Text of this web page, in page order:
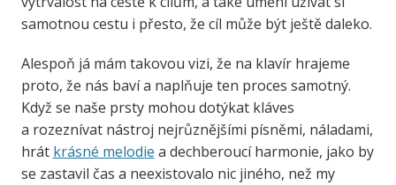
samotnou cestu i přesto, že cíl může být ještě daleko.
Alespoň já mám takovou vizi, že na klavír hrajeme
proto, že nás baví a naplňuje ten proces samotný.
Když se naše prsty mohou dotýkat kláves
a rozeznívat nástroj nejrůznějšími písněmi, náladami,
hrát krásné melodie a dechberoucí harmonie, jako by
se zastavil čas a neexistovalo nic jiného, než my